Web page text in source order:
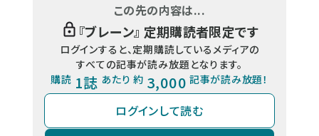
この先の内容は...
『ブレーン』 定期購読者限定です
ログインすると、定期購読しているメディアの
すべての記事が読み放題となります。
購読 1誌 あたり 約 3,000 記事が読み放題！
ログインして読む